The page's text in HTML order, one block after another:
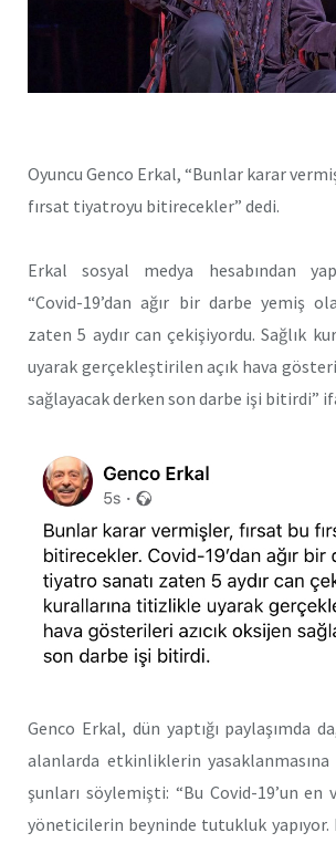
Oyuncu Genco Erkal, “Bunlar karar
fırsat tiyatroyu bitirecekler” dedi.
Erkal sosyal medya hesabından
“Covid-19’dan ağır bir darbe yemiş
zaten 5 aydır can çekişiyordu. Sağlık
uyarak gerçekleştirilen açık hava
sağlayacak derken son darbe işi bitirdi”
Genco Erkal, dün yaptığı paylaşımda
alanlarda etkinliklerin
şunları söylemişti: “Bu Covid-19’un en
yöneticilerin beyninde tutukluk yapıyor.